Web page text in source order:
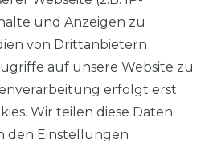
und Anzeigen zu
von Drittanbietern
auf unsere Website zu
erfolgt erst
Wir teilen diese Daten
den Einstellungen